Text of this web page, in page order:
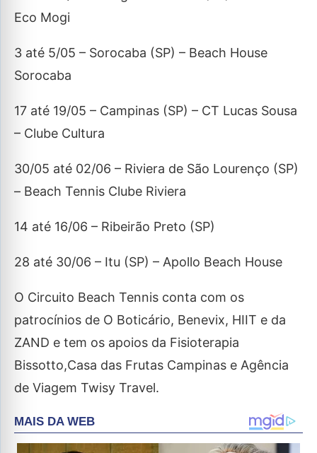
Eco Mogi
3 até 5/05 – Sorocaba (SP) – Beach House
Sorocaba
17 até 19/05 – Campinas (SP) – CT Lucas Sousa
– Clube Cultura
30/05 até 02/06 – Riviera de São Lourenço (SP)
– Beach Tennis Clube Riviera
14 até 16/06 – Ribeirão Preto (SP)
28 até 30/06 – Itu (SP) – Apollo Beach House
O Circuito Beach Tennis conta com os
patrocínios de O Boticário, Benevix, HIIT e da
ZAND e tem os apoios da Fisioterapia
Bissotto,Casa das Frutas Campinas e Agência
de Viagem Twisy Travel.